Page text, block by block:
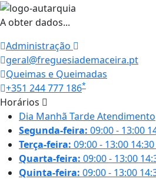
A obter dados...
Administração
geral@freguesiademaceira.pt
Queimas e Queimadas
+351 244 777 186*
Horários
Dia Manhã TardeAtendimento
Segunda-feira: 09:00 - 13:00
Terça-feira: 09:00 - 13:00
Quarta-feira: 09:00 - 13:00
Quinta-feira: 09:00 - 13:00